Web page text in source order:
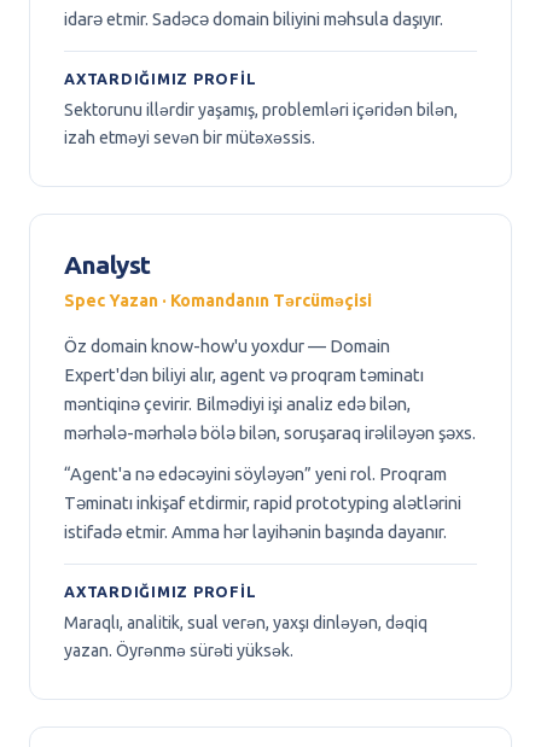
idarə etmir. Sadəcə domain biliyini məhsula daşıyır.
AXTARDIĞIMIZ PROFIL
Sektorunu illərdir yaşamış, problemləri içəridən bilən,
izah etməyi sevən bir mütəxəssis.
Analyst
Spec Yazan · Komandanın Tərcüməçisi
Öz domain know-how'u yoxdur — Domain
Expert'dən biliyi alır, agent və proqram təminatı
məntiqinə çevirir. Bilmədiyi işi analiz edə bilən,
mərhələ-mərhələ bölə bilən, soruşaraq irəliləyən şəxs.
“Agent'a nə edəcəyini söyləyən” yeni rol. Proqram
Təminatı inkişaf etdirmir, rapid prototyping alətlərini
istifadə etmir. Amma hər layihənin başında dayanır.
AXTARDIĞIMIZ PROFIL
Maraqlı, analitik, sual verən, yaxşı dinləyən, dəqiq
yazan. Öyrənmə sürəti yüksək.